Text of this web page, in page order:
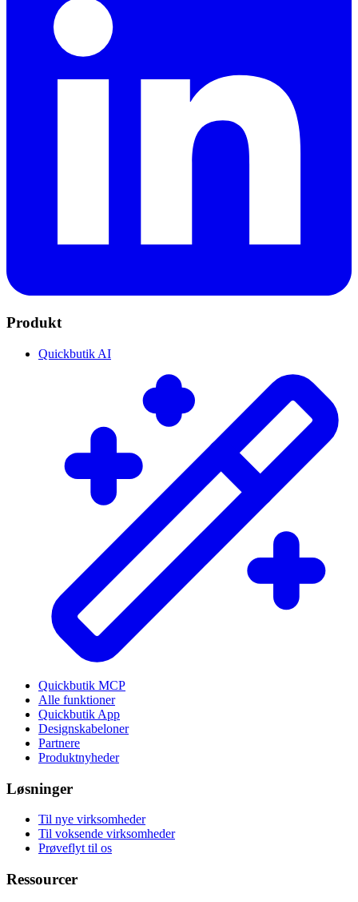
Produkt
Quickbutik AI
Quickbutik MCP
Alle funktioner
Quickbutik App
Designskabeloner
Partnere
Produktnyheder
Løsninger
Til nye virksomheder
Til voksende virksomheder
Prøveflyt til os
Ressourcer